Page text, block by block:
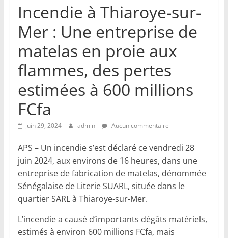
Incendie à Thiaroye-sur-
Mer : Une entreprise de
matelas en proie aux
flammes, des pertes
estimées à 600 millions
FCfa
juin 29, 2024 admin Aucun commentaire
APS – Un incendie s’est déclaré ce vendredi 28
juin 2024, aux environs de 16 heures, dans une
entreprise de fabrication de matelas, dénommée
Sénégalaise de Literie SUARL, située dans le
quartier SARL à Thiaroye-sur-Mer.
L’incendie a causé d’importants dégâts matériels,
estimés à environ 600 millions FCfa, mais